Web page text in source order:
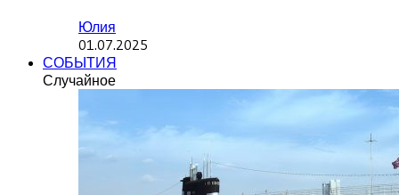
Юлия
01.07.2025
СОБЫТИЯ
Случайное